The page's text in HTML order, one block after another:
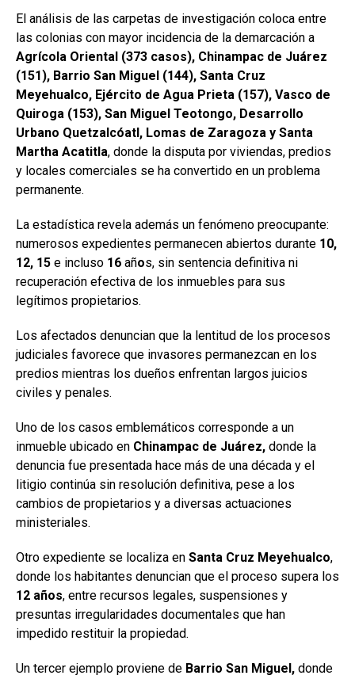
El análisis de las carpetas de investigación coloca entre
las colonias con mayor incidencia de la demarcación a
Agrícola Oriental (373 casos), Chinampac de Juárez
(151), Barrio San Miguel (144), Santa Cruz
Meyehualco, Ejército de Agua Prieta (157), Vasco de
Quiroga (153), San Miguel Teotongo, Desarrollo
Urbano Quetzalcóatl, Lomas de Zaragoza y Santa
Martha Acatitla, donde la disputa por viviendas, predios
y locales comerciales se ha convertido en un problema
permanente.
La estadística revela además un fenómeno preocupante:
numerosos expedientes permanecen abiertos durante 10,
12, 15 e incluso 16 años, sin sentencia definitiva ni
recuperación efectiva de los inmuebles para sus
legítimos propietarios.
Los afectados denuncian que la lentitud de los procesos
judiciales favorece que invasores permanezcan en los
predios mientras los dueños enfrentan largos juicios
civiles y penales.
Uno de los casos emblemáticos corresponde a un
inmueble ubicado en Chinampac de Juárez, donde la
denuncia fue presentada hace más de una década y el
litigio continúa sin resolución definitiva, pese a los
cambios de propietarios y a diversas actuaciones
ministeriales.
Otro expediente se localiza en Santa Cruz Meyehualco,
donde los habitantes denuncian que el proceso supera los
12 años, entre recursos legales, suspensiones y
presuntas irregularidades documentales que han
impedido restituir la propiedad.
Un tercer ejemplo proviene de Barrio San Miguel, donde